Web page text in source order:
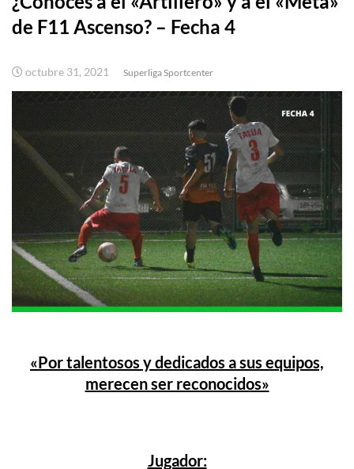
de F11 Ascenso? – Fecha 4
octubre 31, 2021 Superliga Sportcenter
«Por talentosos y dedicados a sus equipos,
merecen ser reconocidos»
Jugador: